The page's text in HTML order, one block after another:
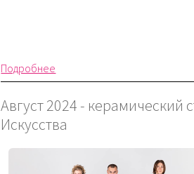
Подробнее
Август 2024 -
Искусства